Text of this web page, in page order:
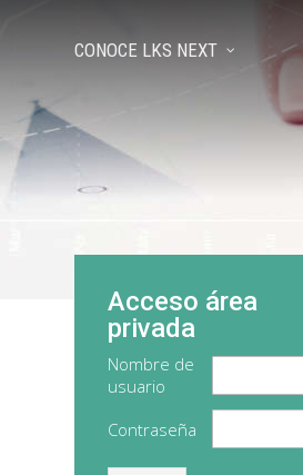
CONOCE LKS NEXT
Acceso área
privada
Nombre de
usuario
Contraseña